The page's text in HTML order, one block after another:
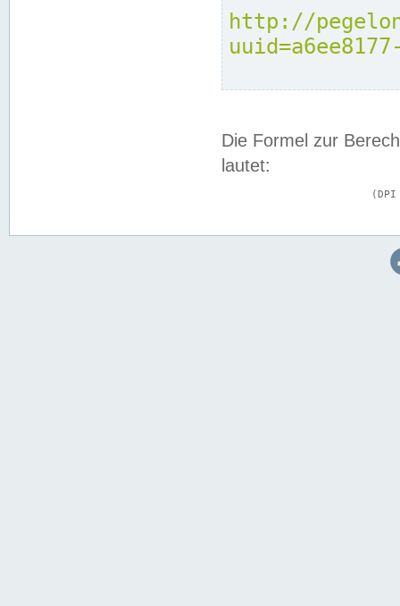
http://
Die Formel zur
lautet: